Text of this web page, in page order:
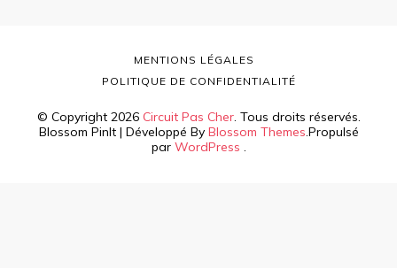
© Copyright 2026 Circuit Pas Cher. Tous droits réservés.
Blossom PinIt | Développé By Blossom Themes.Propulsé
par WordPress .
MENTIONS LÉGALES
POLITIQUE DE CONFIDENTIALITÉ